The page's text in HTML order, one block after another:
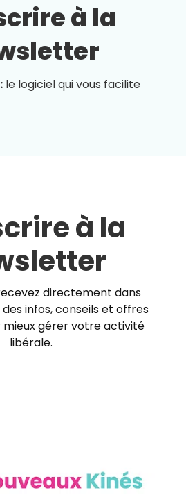
à la
le logiciel qui vous facilite
à la
directement dans
infos, conseils et offres
mieux gérer votre activité
libérale.